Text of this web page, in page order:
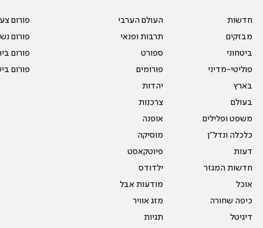
חדשות
מבזקים
ביטחוני
פוליטי-מדיני
בארץ
בעולם
משפט ופלילים
כלכלה ונדל"ן
דעות
חדשות המגזר
אוכל
כיפה שחורה
דיגיטל
העולם הערבי
תרבות ופנאי
ספורט
פורומים
יהדות
צרכנות
אופנה
מוסיקה
פיוטקאסט
ילדודס
מודעות אבל
מזג אוויר
תגיות
פורום
פורום
פורום
פורום